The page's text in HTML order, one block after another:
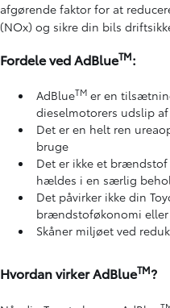
afgørende faktor for at
(NOx) og sikre din bils
Fordele ved AdBlueTM:
AdBlueTM er en
dieselmotorers udslip
Det er en helt ren
bruge
Det er ikke et
hældes i en særlig
Det påvirker ikke din
brændstoføkonomi
Skåner miljøet ved
Hvordan virker AdBlueTM?